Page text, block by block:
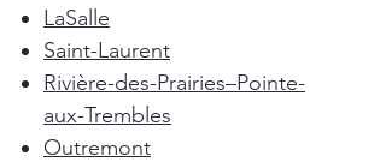
LaSalle
Saint-Laurent
Rivière-des-Prairies–Pointe-
aux-Trembles
Outremont